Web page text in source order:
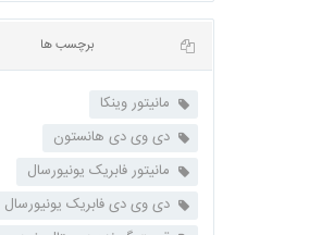
مانیتور وینکا
دی وی دی هانستون
مانیتور فابریک یونیورسال
دی وی دی فابریک یونیورسال